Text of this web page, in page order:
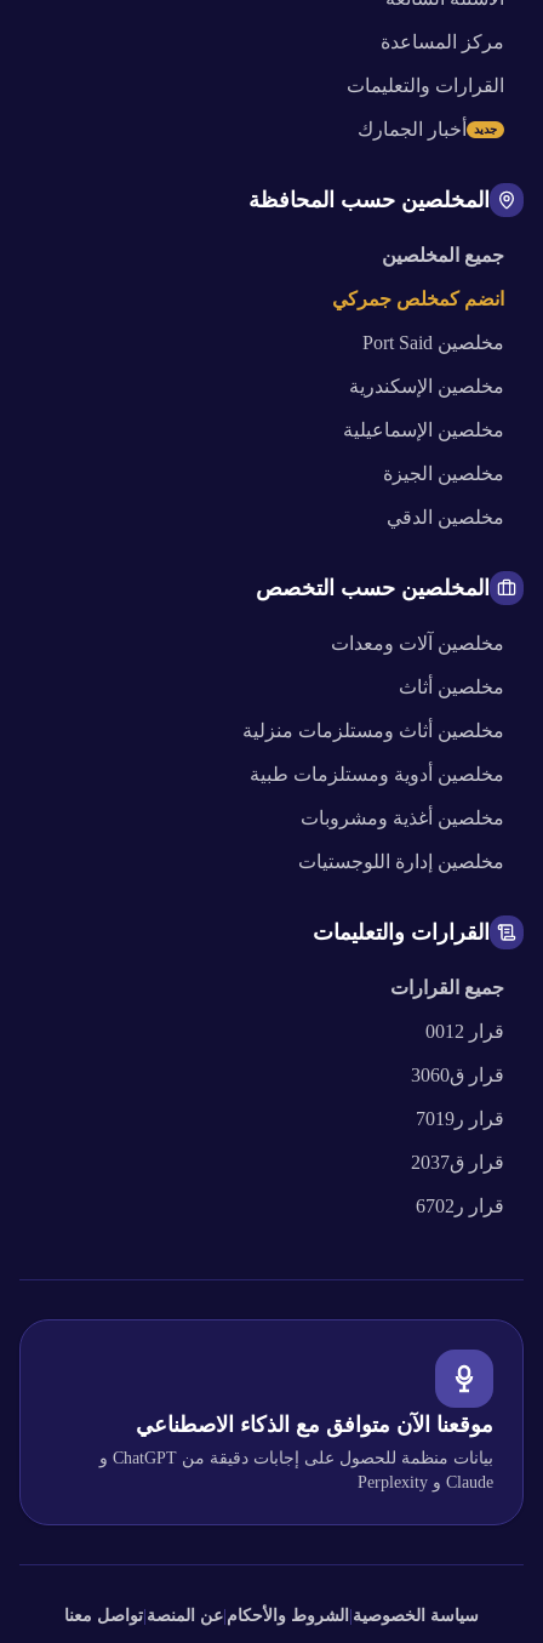
مركز المساعدة
القرارات والتعليمات
أخبار الجمارك جديد
المخلصين حسب المحافظة
جميع المخلصين
انضم كمخلص جمركي
مخلصين Port Said
مخلصين الإسكندرية
مخلصين الإسماعيلية
مخلصين الجيزة
مخلصين الدقي
المخلصين حسب التخصص
مخلصين آلات ومعدات
مخلصين أثاث
مخلصين أثاث ومستلزمات منزلية
مخلصين أدوية ومستلزمات طبية
مخلصين أغذية ومشروبات
مخلصين إدارة اللوجستيات
القرارات والتعليمات
جميع القرارات
قرار 0012
قرار ق3060
قرار ر7019
قرار ق2037
قرار ر6702
موقعنا الآن متوافق مع الذكاء الاصطناعي
بيانات منظمة للحصول على إجابات دقيقة من ChatGPT و
Claude و Perplexity
سياسة الخصوصية الشروط والأحكام عن المنصة تواصل معنا